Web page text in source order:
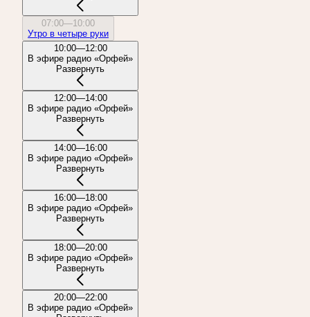
07:00—10:00
Утро в четыре руки
10:00—12:00
В эфире радио «Орфей»
Развернуть
12:00—14:00
В эфире радио «Орфей»
Развернуть
14:00—16:00
В эфире радио «Орфей»
Развернуть
16:00—18:00
В эфире радио «Орфей»
Развернуть
18:00—20:00
В эфире радио «Орфей»
Развернуть
20:00—22:00
В эфире радио «Орфей»